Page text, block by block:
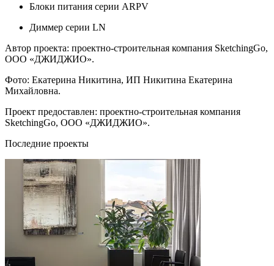
Блоки питания серии ARPV
Диммер серии LN
Автор проекта: проектно-строительная компания SketchingGo,
ООО «ДЖИДЖИО».
Фото: Екатерина Никитина, ИП Никитина Екатерина
Михайловна.
Проект предоставлен: проектно-строительная компания
SketchingGo, ООО «ДЖИДЖИО».
Последние проекты